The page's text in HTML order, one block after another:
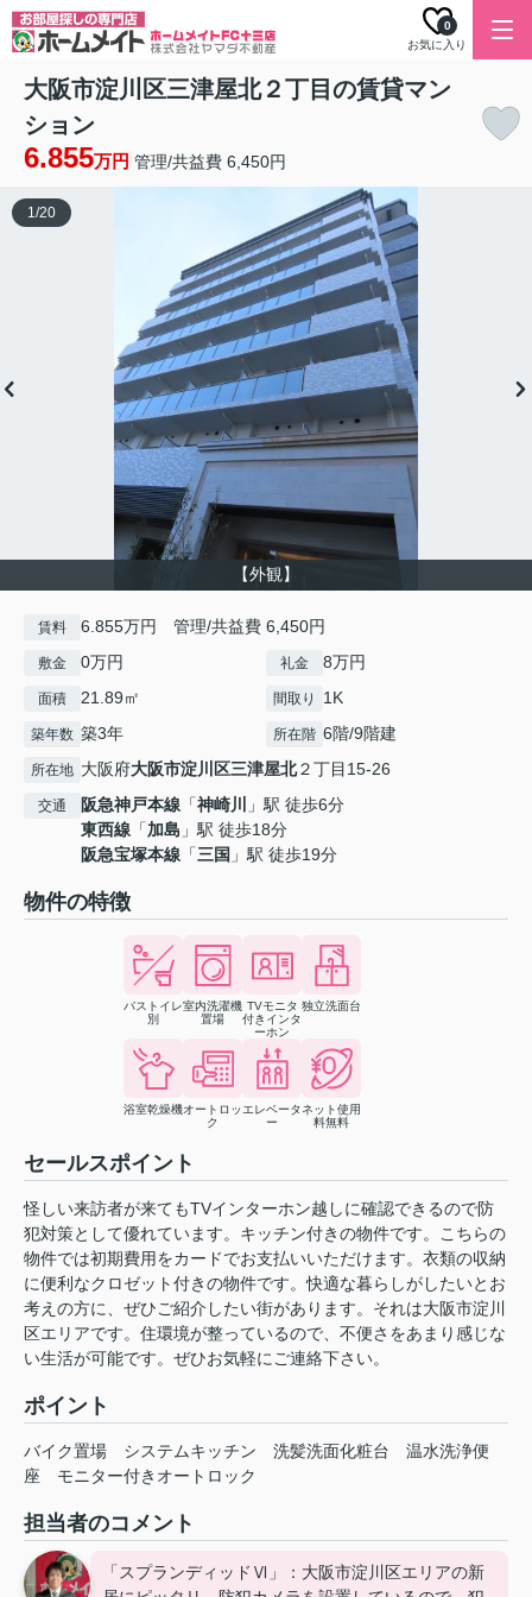
お気に入り
0
大阪市淀川区三津屋北２丁目の賃貸マン
ション
6.855万円 管理/共益費 6,450円
【外観】
1/20
賃料 6.855万円 管理/共益費 6,450円
敷金 0万円 礼金 8万円
面積 21.89㎡ 間取り 1K
築年数 築3年 所在階 6階/9階建
所在地 大阪府大阪市淀川区三津屋北２丁目15-26
交通 阪急神戸本線 「神崎川
」駅 徒歩6分
東西線 「加島 」駅 徒歩18分
阪急宝塚本線 「三国 」駅 徒歩19分
物件の特徴
バストイレ
別
室内洗濯機
置場
TVモニタ
付きインタ
ーホン
独立洗面台
浴室乾燥機オートロッ
ク
エレベータ
ー
ネット使用
料無料
セールスポイント
怪しい来訪者が来てもTVインターホン越しに確認できるので防
犯対策として優れています。キッチン付きの物件です。こちらの
物件では初期費用をカードでお支払いいただけます。衣類の収納
に便利なクロゼット付きの物件です。快適な暮らしがしたいとお
考えの方に、ぜひご紹介したい街があります。それは大阪市淀川
区エリアです。住環境が整っているので、不便さをあまり感じな
い生活が可能です。ぜひお気軽にご連絡下さい。
ポイント
バイク置場 システムキッチン 洗髪洗面化粧台
温水洗浄便
座
モニター付きオートロック
担当者のコメント
「スプランディッドⅥ」：大阪市淀川区エリアの新